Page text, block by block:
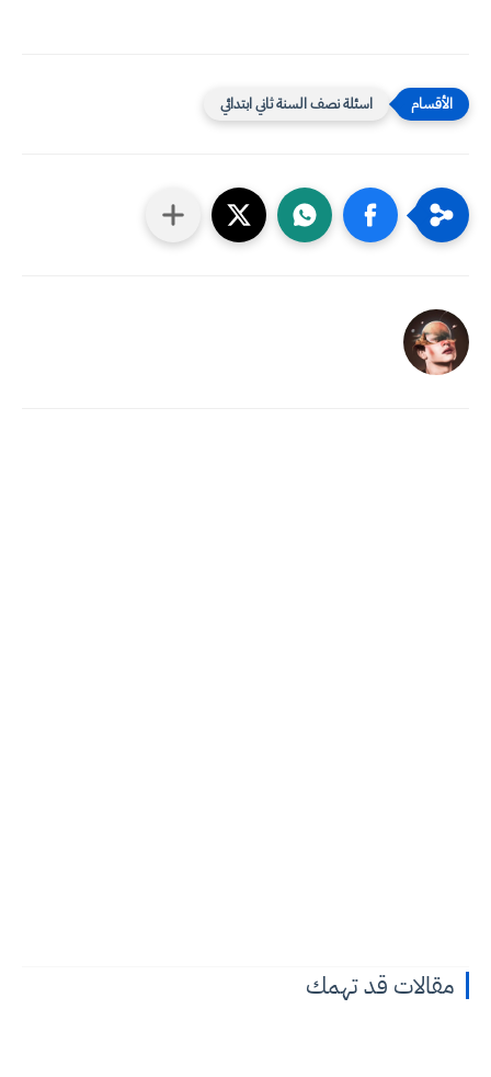
اسئلة نصف السنة ثاني ابتدائي
مقالات قد تهمك